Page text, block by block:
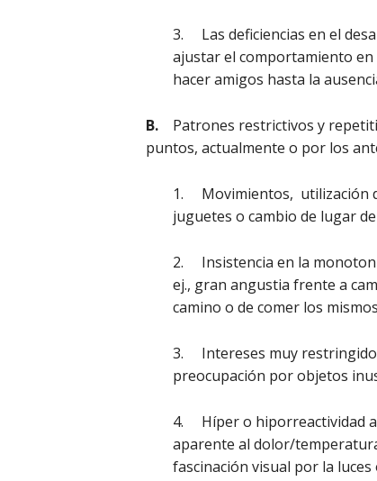
3. Las deficiencias en el
ajustar el comportamiento
hacer amigos hasta la
B.
Patrones restrictivos y
puntos, actualmente o por los
1. Movimientos, utilización
juguetes o cambio de lugar
2. Insistencia en la
ej., gran angustia frente a
camino o de comer los
3. Intereses muy
preocupación por objetos
4. Híper o hiporreactividad a
aparente al dolor/
fascinación visual por la